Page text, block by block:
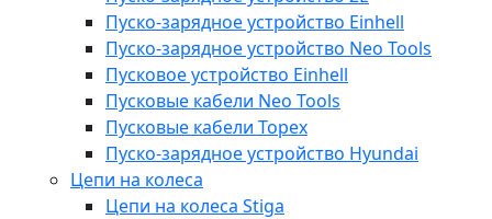
Пуско-зарядное устройство Einhell
Пуско-зарядное устройство Neo Tools
Пусковое устройство Einhell
Пусковые кабели Neo Tools
Пусковые кабели Topex
Пуско-зарядное устройство Hyundai
Цепи на колеса
Цепи на колеса Stiga